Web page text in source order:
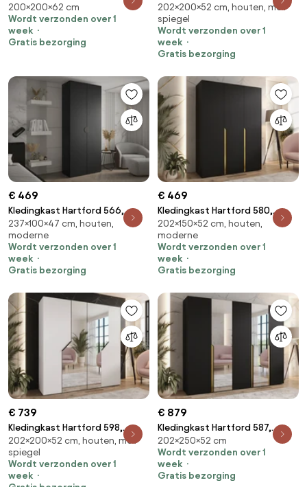
Zwart, 200x200x62cm, 159 kg,
Kledingkast deuren: Schuivend
200×200×62 cm
Wordt verzonden over 1
week
Gratis bezorging
Zwart, Wit, 202x200x52cm,
135.3 kg, Kledingkast deuren:
Met scharnieren
202×200×52 cm, houten, met
spiegel
Wordt verzonden over 1
week
Gratis bezorging
€ 469
Kledingkast Hartford 566,
Zwart, 237x100x47cm, 96.8 kg,
Kledingkast deuren: Met
scharnieren
237×100×47 cm, houten,
moderne
Wordt verzonden over 1
week
Gratis bezorging
€ 469
Kledingkast Hartford 580,
Zwart, Gouden, 202x150x52cm,
104.8 kg, Kledingkast deuren:
Met scharnieren
202×150×52 cm, houten,
moderne
Wordt verzonden over 1
week
Gratis bezorging
€ 739
Kledingkast Hartford 598,
Zwart, Wit, 202x200x52cm,
135.3 kg, Kledingkast deuren:
Met scharnieren
202×200×52 cm, houten, met
spiegel
Wordt verzonden over 1
week
€ 879
Kledingkast Hartford 587,
Zwart, Gouden,
202x250x52cm, 173 kg,
Kledingkast deuren: Met
scharnieren
202×250×52 cm
Wordt verzonden over 1
week
Gratis bezorging